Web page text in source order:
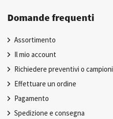
Domande frequenti
Assortimento
Il mio account
Richiedere preventivi o campioni
Effettuare un ordine
Pagamento
Spedizione e consegna